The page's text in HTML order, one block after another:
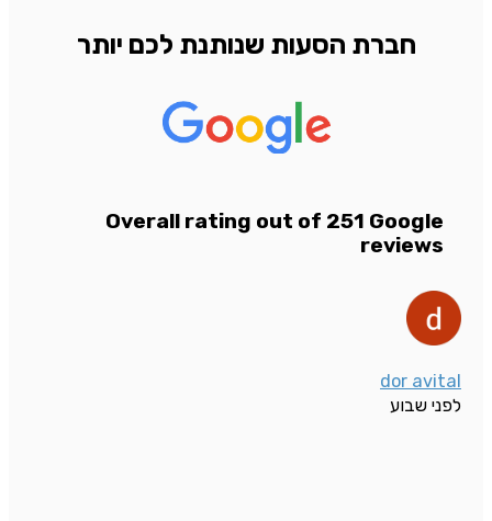
חברת הסעות שנותנת לכם יותר
Overall rating out of 251 Google
reviews
dor avital
לפני שבוע